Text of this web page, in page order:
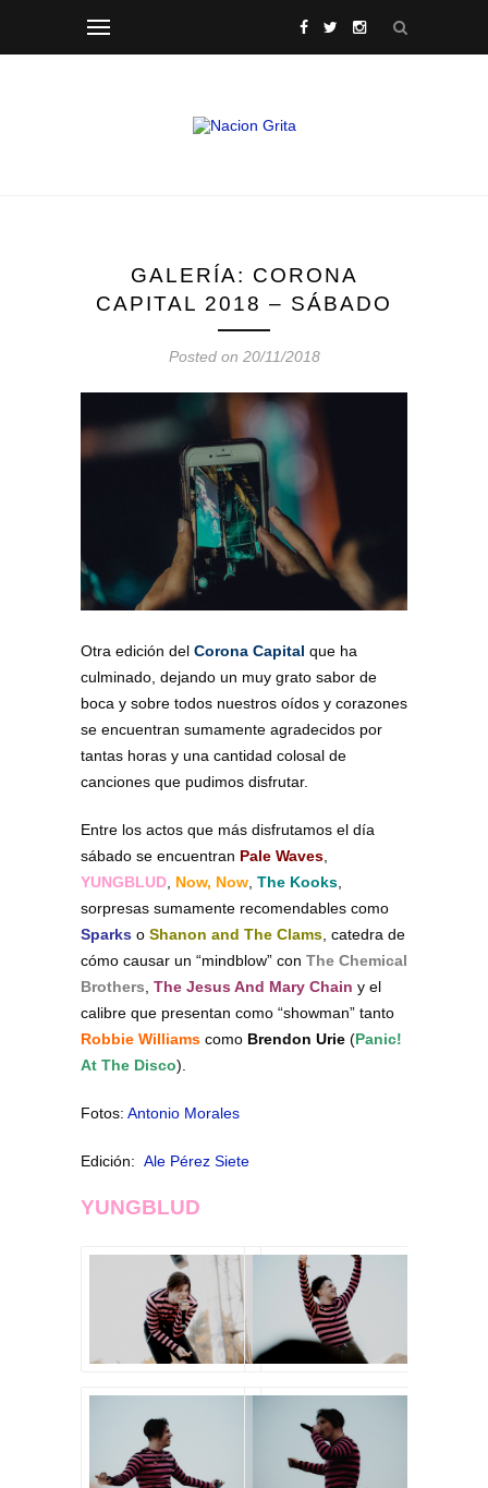
GALERÍA: CORONA
CAPITAL 2018 – SÁBADO
Posted on 20/11/2018
Otra edición del Corona Capital que ha
culminado, dejando un muy grato sabor de
boca y sobre todos nuestros oídos y corazones
se encuentran sumamente agradecidos por
tantas horas y una cantidad colosal de
canciones que pudimos disfrutar.
Entre los actos que más disfrutamos el día
sábado se encuentran Pale Waves,
YUNGBLUD, Now, Now, The Kooks,
sorpresas sumamente recomendables como
Sparks o Shanon and The Clams, catedra de
cómo causar un “mindblow” con The Chemical
Brothers, The Jesus And Mary Chain y el
calibre que presentan como “showman” tanto
Robbie Williams como Brendon Urie (Panic!
At The Disco).
Fotos: Antonio Morales
Edición: Ale Pérez Siete
YUNGBLUD